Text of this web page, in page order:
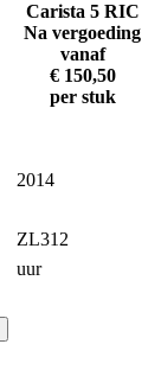
Carista 5 RIC
Na vergoeding
vanaf
€ 150,50
per stuk
2014
ZL312
uur